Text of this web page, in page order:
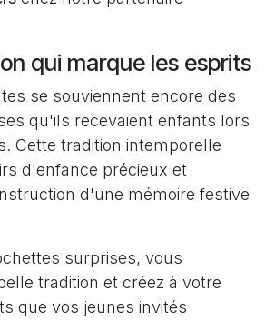
qui marque les esprits
se souviennent encore des
qu'ils recevaient enfants lors
Cette tradition intemporelle
d'enfance précieux et
d'une mémoire festive
surprises, vous
tradition et créez à votre
que vos jeunes invités